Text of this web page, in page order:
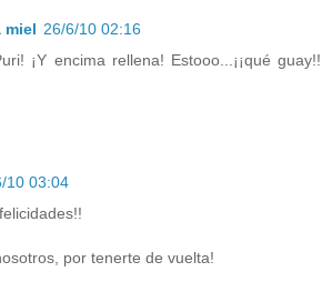
miel 26/6/10 02:16
¡Y encima rellena! Estooo...¡¡qué guay!!
10 03:04
por tenerte de vuelta!